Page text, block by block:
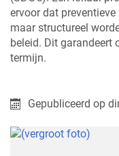
ervoor dat
maar structureel
beleid. Dit garandeert
termijn.
Gepubliceerd op